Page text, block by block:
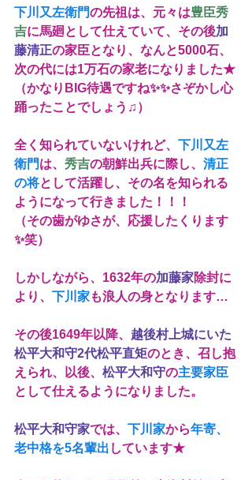
下川又左衛門の先祖は、元々は豊臣秀
吉に馬廻として仕えていて、その後加
藤清正の家臣となり、なんと5000石、
次の代には1万石の家老になりました★
（かなりBIG待遇ですね✨✨さぞかし心
踊ったことでしょう♫）
全く知られていないけれど、 下川又左
衛門は、 秀吉の朝鮮出兵に際し、 清正
の将として活躍し、その名を知られる
ようになって行きました！！！
（その歯がゆさが、応援したくります
✨笑）
しかしながら、1632年の加藤家除封に
より、 下川家も浪人の身となります…
その後1649年以降、 越後村上城にいた
松平大和守2代松平直矩のとき、召し抱
えられ、以後、 松平大和守の主要家臣
として仕えるようになりました。
松平大和守家では、 下川家から年寄、
老中格を5名輩出 しています★